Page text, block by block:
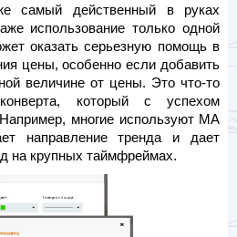
самый действенный в руках
использование только одной
оказать серьезную помощь в
цены, особенно если добавить
величине от цены. Это что-то
который с успехом
многие используют МА
направление тренда и дает
на крупных таймфреймах.